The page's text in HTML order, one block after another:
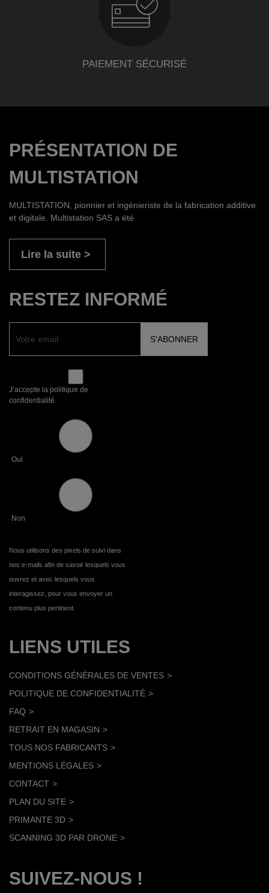
PAIEMENT SÉCURISÉ
PRÉSENTATION DE
MULTISTATION
MULTISTATION, pionnier et ingénieriste de la fabrication additive
et digitale. Multistation SAS a été
Lire la suite
RESTEZ INFORMÉ
J’accepte la politique de
confidentialité.
Oui
Non
Nous utilisons des pixels de suivi dans
nos e-mails afin de savoir lesquels vous
ouvrez et avec lesquels vous
interagissez, pour vous envoyer un
contenu plus pertinent.
LIENS UTILES
CONDITIONS GÉNÉRALES DE VENTES
POLITIQUE DE CONFIDENTIALITÉ
FAQ
RETRAIT EN MAGASIN
TOUS NOS FABRICANTS
MENTIONS LÉGALES
CONTACT
PLAN DU SITE
PRIMANTE 3D
SCANNING 3D PAR DRONE
SUIVEZ-NOUS !